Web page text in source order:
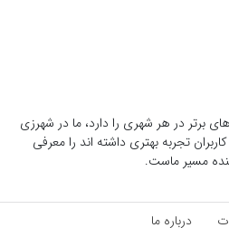
برتر در هر شهری را دارد، ما در شهرزی
تجربه بهتری داشته اند را معرفی
مسیر ماست.
درباره ما